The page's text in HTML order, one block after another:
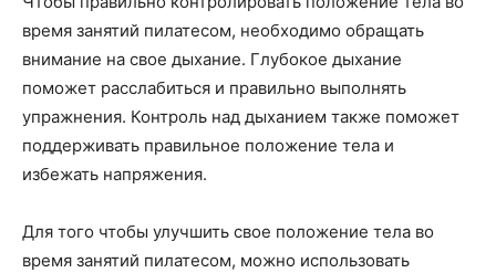
время занятий пилатесом, необходимо обращать
внимание на свое дыхание. Глубокое дыхание
поможет расслабиться и правильно выполнять
упражнения. Контроль над дыханием также поможет
поддерживать правильное положение тела и
избежать напряжения.
Для того чтобы улучшить свое положение тела во
время занятий пилатесом, можно использовать